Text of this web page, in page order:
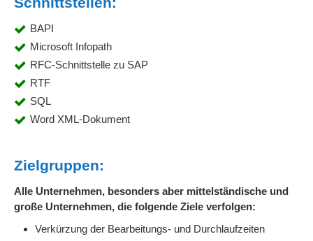
BAPI
Microsoft Infopath
RFC-Schnittstelle zu SAP
RTF
SQL
Word XML-Dokument
Zielgruppen:
Alle Unternehmen, besonders aber mittelständische und
große Unternehmen, die folgende Ziele verfolgen:
Verkürzung der Bearbeitungs- und Durchlaufzeiten